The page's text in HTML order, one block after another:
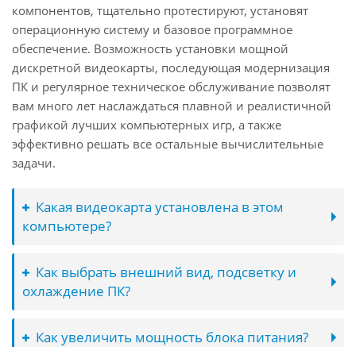
компонентов, тщательно протестируют, установят
операционную систему и базовое программное
обеспечение. Возможность установки мощной
дискретной видеокарты, последующая модернизация
ПК и регулярное техническое обслуживание позволят
вам много лет наслаждаться плавной и реалистичной
графикой лучших компьютерных игр, а также
эффективно решать все остальные вычислительные
задачи.
Какая видеокарта установлена в этом
компьютере?
Как выбрать внешний вид, подсветку и
охлаждение ПК?
Как увеличить мощность блока питания?